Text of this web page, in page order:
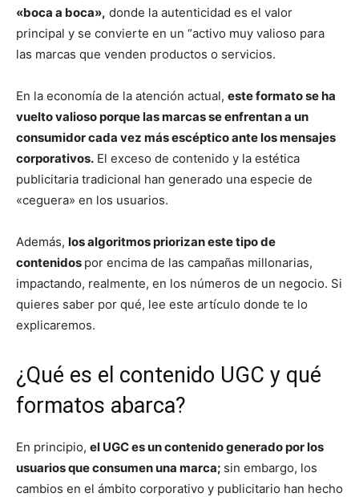
«boca a boca», donde la autenticidad es el valor
principal y se convierte en un “activo muy valioso para
las marcas que venden productos o servicios.
En la economía de la atención actual, este formato se ha
vuelto valioso porque las marcas se enfrentan a un
consumidor cada vez más escéptico ante los mensajes
corporativos. El exceso de contenido y la estética
publicitaria tradicional han generado una especie de
«ceguera» en los usuarios.
Además, los algoritmos priorizan este tipo de
contenidos por encima de las campañas millonarias,
impactando, realmente, en los números de un negocio. Si
quieres saber por qué, lee este artículo donde te lo
explicaremos.
¿Qué es el contenido UGC y qué
formatos abarca?
En principio, el UGC es un contenido generado por los
usuarios que consumen una marca; sin embargo, los
cambios en el ámbito corporativo y publicitario han hecho